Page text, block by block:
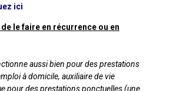
ici
le faire en récurrence ou en
aussi bien pour des prestations
à domicile, auxiliaire de vie
pour des prestations ponctuelles (une